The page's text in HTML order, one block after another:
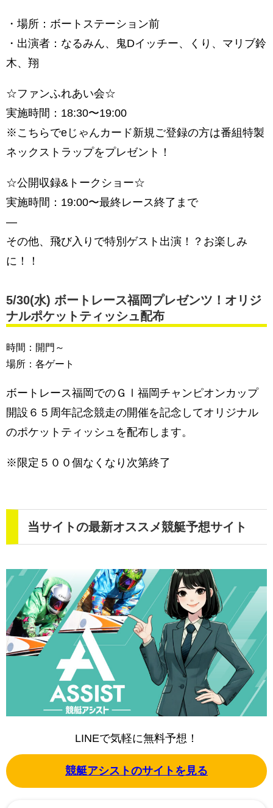
・場所：ボートステーション前
・出演者：なるみん、鬼Dイッチー、くり、マリブ鈴
木、翔
☆ファンふれあい会☆
実施時間：18:30〜19:00
※こちらでeじゃんカード新規ご登録の方は番組特製
ネックストラップをプレゼント！
☆公開収録&トークショー☆
実施時間：19:00〜最終レース終了まで
—
その他、飛び入りで特別ゲスト出演！？お楽しみ
に！！
5/30(水) ボートレース福岡プレゼンツ！オリジ
ナルポケットティッシュ配布
時間：開門～
場所：各ゲート
ボートレース福岡でのＧⅠ福岡チャンピオンカップ
開設６５周年記念競走の開催を記念してオリジナル
のポケットティッシュを配布します。
※限定５００個なくなり次第終了
当サイトの最新オススメ競艇予想サイト
LINEで気軽に無料予想！
競艇アシストのサイトを見る